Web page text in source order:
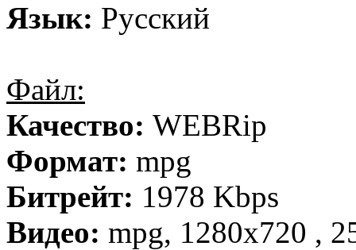
Язык: Русский
Файл:
Качество: WEBRip
Формат: mpg
Битрейт: 1978 Kbps
Видео: mpg, 1280х720 ,